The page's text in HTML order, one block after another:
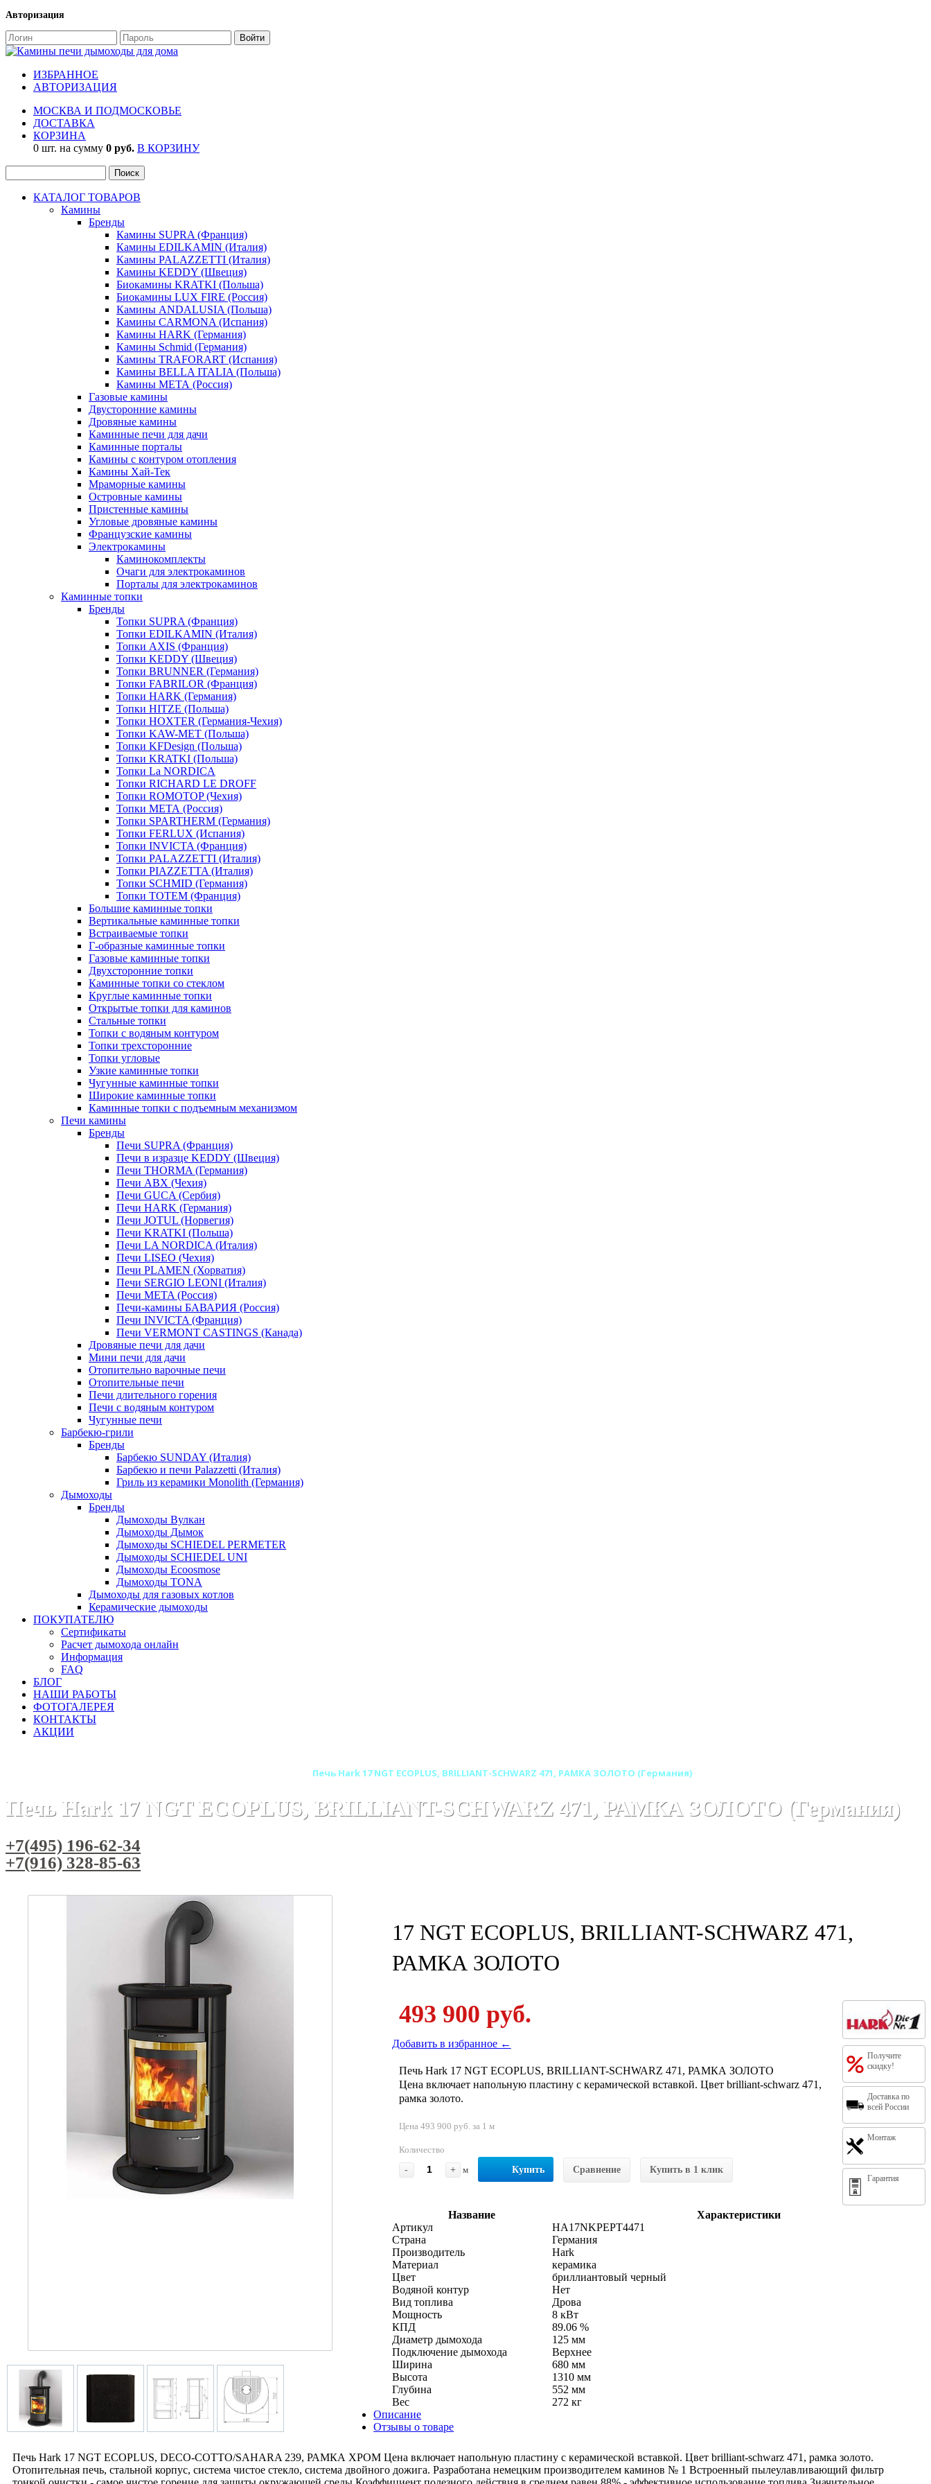
Авторизация
ИЗБРАННОЕ
АВТОРИЗАЦИЯ
МОСКВА И ПОДМОСКОВЬЕ
ДОСТАВКА
КОРЗИНА
0 шт. на сумму 0 руб. В КОРЗИНУ
КАТАЛОГ ТОВАРОВ
Камины
Бренды
Камины SUPRA (Франция)
Камины EDILKAMIN (Италия)
Камины PALAZZETTI (Италия)
Камины KEDDY (Швеция)
Биокамины KRATKI (Польша)
Биокамины LUX FIRE (Россия)
Камины ANDALUSIA (Польша)
Камины CARMONA (Испания)
Камины HARK (Германия)
Камины Schmid (Германия)
Камины TRAFORART (Испания)
Камины BELLA ITALIA (Польша)
Камины МЕТА (Россия)
Газовые камины
Двусторонние камины
Дровяные камины
Каминные печи для дачи
Каминные порталы
Камины с контуром отопления
Камины Хай-Тек
Мраморные камины
Островные камины
Пристенные камины
Угловые дровяные камины
Французские камины
Электрокамины
Каминокомплекты
Очаги для электрокаминов
Порталы для электрокаминов
Каминные топки
Бренды
Топки SUPRA (Франция)
Топки EDILKAMIN (Италия)
Топки AXIS (Франция)
Топки KEDDY (Швеция)
Топки BRUNNER (Германия)
Топки FABRILOR (Франция)
Топки HARK (Германия)
Топки HITZE (Польша)
Топки HOXTER (Германия-Чехия)
Топки KAW-MET (Польша)
Топки KFDesign (Польша)
Топки KRATKI (Польша)
Топки La NORDICA
Топки RICHARD LE DROFF
Топки ROMOTOP (Чехия)
Топки МЕТА (Россия)
Топки SPARTHERM (Германия)
Топки FERLUX (Испания)
Топки INVICTA (Франция)
Топки PALAZZETTI (Италия)
Топки PIAZZETTA (Италия)
Топки SCHMID (Германия)
Топки TOTEM (Франция)
Большие каминные топки
Вертикальные каминные топки
Встраиваемые топки
Г-образные каминные топки
Газовые каминные топки
Двухсторонние топки
Каминные топки со стеклом
Круглые каминные топки
Открытые топки для каминов
Стальные топки
Топки с водяным контуром
Топки трехсторонние
Топки угловые
Узкие каминные топки
Чугунные каминные топки
Широкие каминные топки
Каминные топки с подъемным механизмом
Печи камины
Бренды
Печи SUPRA (Франция)
Печи в изразце KEDDY (Швеция)
Печи THORMA (Германия)
Печи ABX (Чехия)
Печи GUCA (Сербия)
Печи HARK (Германия)
Печи JOTUL (Норвегия)
Печи KRATKI (Польша)
Печи LA NORDICA (Италия)
Печи LISEO (Чехия)
Печи PLAMEN (Хорватия)
Печи SERGIO LEONI (Италия)
Печи META (Россия)
Печи-камины БАВАРИЯ (Россия)
Печи INVICTA (Франция)
Печи VERMONT CASTINGS (Канада)
Дровяные печи для дачи
Мини печи для дачи
Отопительно варочные печи
Отопительные печи
Печи длительного горения
Печи с водяным контуром
Чугунные печи
Барбекю-грили
Бренды
Барбекю SUNDAY (Италия)
Барбекю и печи Palazzetti (Италия)
Гриль из керамики Monolith (Германия)
Дымоходы
Бренды
Дымоходы Вулкан
Дымоходы Дымок
Дымоходы SCHIEDEL PERMETER
Дымоходы SCHIEDEL UNI
Дымоходы Ecoosmose
Дымоходы TONA
Дымоходы для газовых котлов
Керамические дымоходы
ПОКУПАТЕЛЮ
Сертификаты
Расчет дымохода онлайн
Информация
FAQ
БЛОГ
НАШИ РАБОТЫ
ФОТОГАЛЕРЕЯ
КОНТАКТЫ
АКЦИИ
Печь Hark 17 NGT ECOPLUS, BRILLIANT-SCHWARZ 471, РАМКА ЗОЛОТО (Германия)
Печь Hark 17 NGT ECOPLUS, BRILLIANT-SCHWARZ 471, РАМКА ЗОЛОТО (Германия)
+7(495) 196-62-34
+7(916) 328-85-63
17 NGT ECOPLUS, BRILLIANT-SCHWARZ 471,
РАМКА ЗОЛОТО
Получите
скидку!
Доставка по
всей России
Монтаж
Гарантия
493 900 руб.
Добавить в избранное ←
Печь Hark 17 NGT ECOPLUS, BRILLIANT-SCHWARZ 471, РАМКА ЗОЛОТО
Цена включает напольную пластину с керамической вставкой. Цвет brilliant-schwarz 471,
рамка золото.
Цена 493 900 руб. за 1 м
Количество
-
+ м Купить Сравнение Купить в 1 клик
Название
Характеристики
Артикул
HA17NKPEPT4471
Страна
Германия
Производитель
Hark
Материал
керамика
Цвет
бриллиантовый черный
Водяной контур
Нет
Вид топлива
Дрова
Мощность
8 кВт
КПД
89.06 %
Диаметр дымохода
125 мм
Подключение дымохода
Верхнее
Ширина
680 мм
Высота
1310 мм
Глубина
552 мм
Вес
272 кг
Описание
Отзывы о товаре
Печь Hark 17 NGT ECOPLUS, DECO-COTTO/SAHARA 239, РАМКА ХРОМ Цена включает напольную пластину с керамической вставкой. Цвет brilliant-schwarz 471, рамка золото.
Отопительная печь, стальной корпус, система чистое стекло, система двойного дожига. Разработана немецким производителем каминов № 1 Встроенный пылеулавливающий фильтр